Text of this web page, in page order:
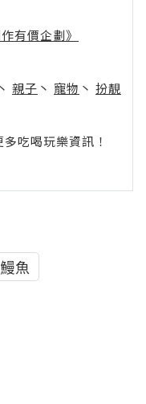
有價企劃》
丶 親子 丶 寵物 丶 扮靚
吃喝玩樂資訊！
鰻魚